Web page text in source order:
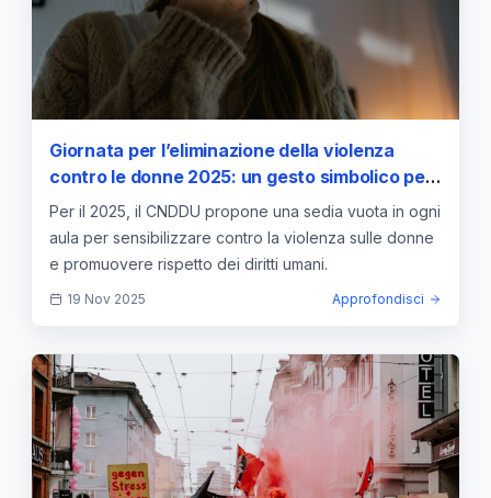
Giornata per l’eliminazione della violenza
contro le donne 2025: un gesto simbolico per
il cambiamento
Per il 2025, il CNDDU propone una sedia vuota in ogni
aula per sensibilizzare contro la violenza sulle donne
e promuovere rispetto dei diritti umani.
19 Nov 2025 Approfondisci